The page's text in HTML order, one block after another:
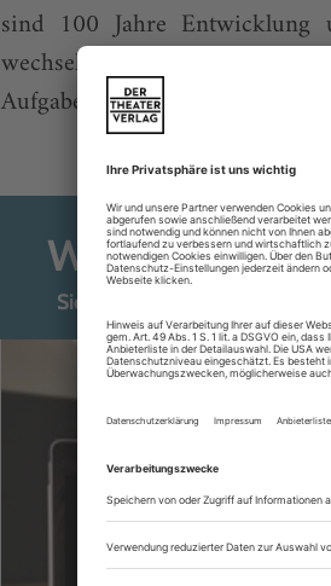
sind 100 Jahre Entwicklung
wechseln, Erwerbungs- und
Aufgaben unterliegen dem
Weiterlesen
Sie sind bereits Abonnent